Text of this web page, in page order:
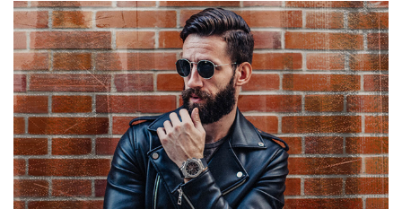
Entire Collection
(1783 Overlays)
Large 6000*4000px
Kostenloser Download